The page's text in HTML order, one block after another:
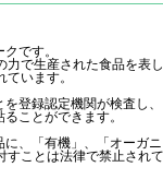
です。
力で生産された食品を表し
います。
登録認定機関が検査し、
ことができます。
、「有機」、「オーガニ
すことは法律で禁止されて